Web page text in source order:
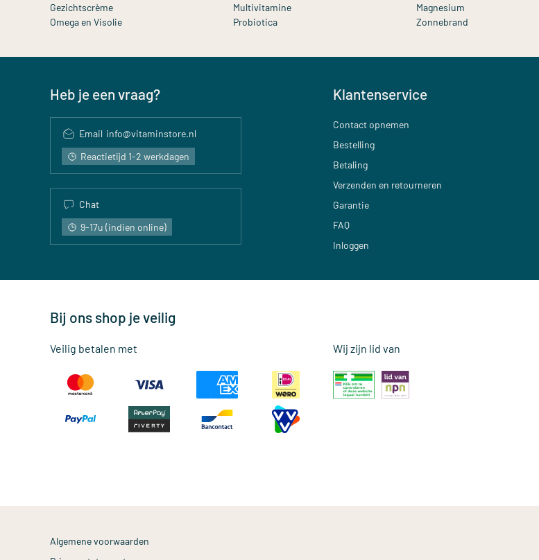
Gezichtscrème
Multivitamine
Magnesium
Omega en Visolie
Probiotica Zonnebrand
Heb je een vraag?
Email info@vitaminstore.nl
Reactietijd 1-2 werkdagen
Chat
9-17u (indien online)
Klantenservice
Contact opnemen
Bestelling
Betaling
Verzenden en retourneren
Garantie
FAQ
Inloggen
Bij ons shop je veilig
Veilig betalen met Wij zijn lid van
Algemene voorwaarden